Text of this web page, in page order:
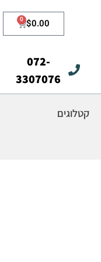
$0.00
0
072-
3307076
קטלוגים